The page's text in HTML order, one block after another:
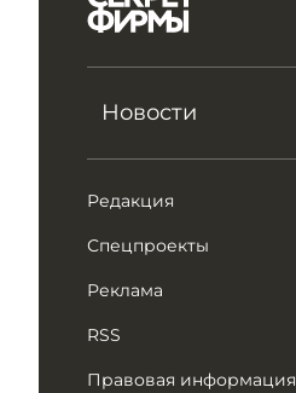
Новости
Редакция
Спецпроекты
Реклама
RSS
Правовая информация